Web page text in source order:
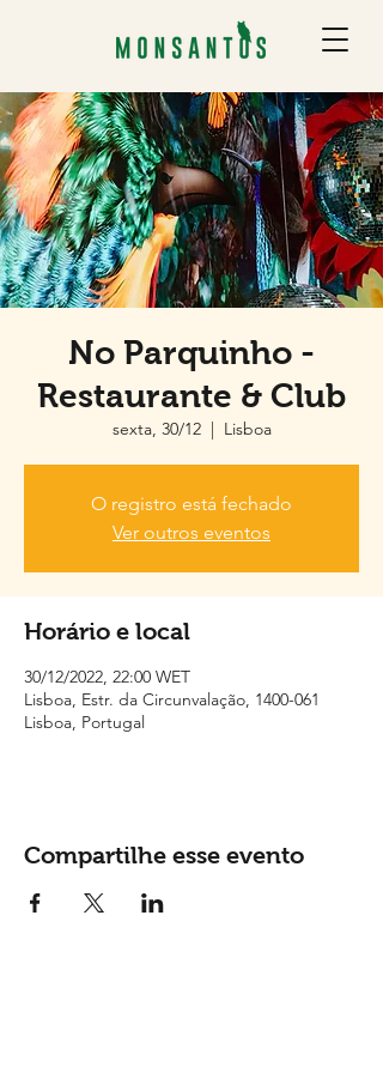
No Parquinho -
Restaurante & Club
sexta, 30/12
  |
Lisboa
O registro está fechado
Ver outros eventos
Horário e local
30/12/2022, 22:00 WET
Lisboa, Estr. da Circunvalação, 1400-061
Lisboa, Portugal
Compartilhe esse evento